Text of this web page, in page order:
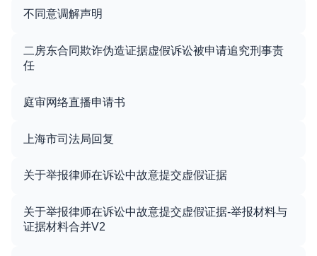
不同意调解声明
二房东合同欺诈伪造证据虚假诉讼被申请追究刑事责
任
庭审网络直播申请书
上海市司法局回复
关于举报律师在诉讼中故意提交虚假证据
关于举报律师在诉讼中故意提交虚假证据-举报材料与
证据材料合并V2